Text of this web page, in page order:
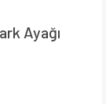
Ayağı